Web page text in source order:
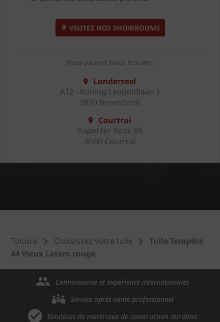
VISITEZ NOS SHOWROOMS
Vous pouvez nous trouver:
Londerzeel
A12 - Koning Leopoldlaan 1
2870 Breendonk
Courtrai
Kapel ter Bede 88
8500 Courtrai
Toiture Choisissez votre tuile
Tuile Tempête
44 Vieux Latem rouge
Connaissance et expérience internationales
Service après-vente professionnel
Solutions de matériaux de construction durables